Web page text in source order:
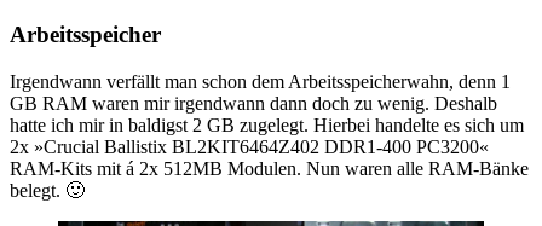
Arbeitsspeicher
Irgendwann verfällt man schon dem Arbeitsspeicherwahn, denn 1
GB RAM waren mir irgendwann dann doch zu wenig. Deshalb
hatte ich mir in baldigst 2 GB zugelegt. Hierbei handelte es sich um
2x »Crucial Ballistix BL2KIT6464Z402 DDR1-400 PC3200«
RAM-Kits mit á 2x 512MB Modulen. Nun waren alle RAM-Bänke
belegt. 🙂